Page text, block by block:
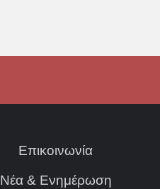
Επικοινωνία
Νέα & Ενημέρωση